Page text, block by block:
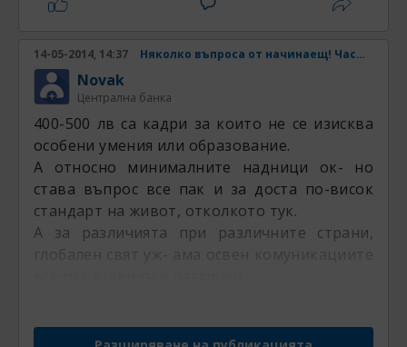
14-05-2014, 14:37 Няколко въпроса от начинаещ! Част 2
Novak
Централна банка
400-500 лв са кадри за които не се изисква
особени умения или образование.
А относно минималните надници ок- но
става въпрос все пак и за доста по-висок
стандарт на живот, отколкото тук.
А за различията при различните страни,
глобален свят уж- ама освен комуникациите